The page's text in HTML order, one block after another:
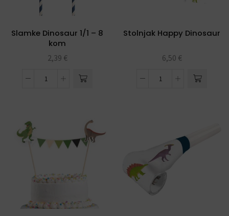
Slamke Dinosaur 1/1 – 8
kom
2,39 €
Stolnjak Happy Dinosaur
6,50 €